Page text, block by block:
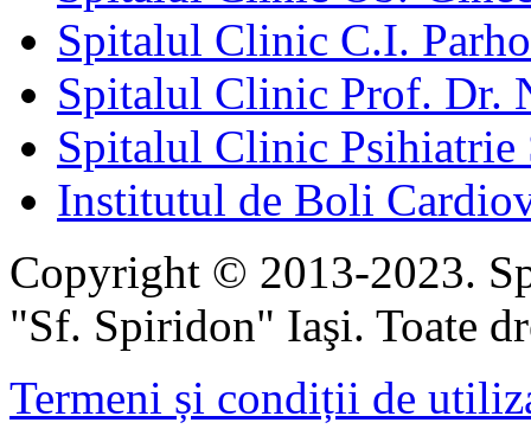
Spitalul Clinic C.I.
Spitalul Clinic Prof. Dr.
Spitalul Clinic Psihiatrie
Institutul de Boli
Copyright © 2013-2023.
"Sf. Spiridon" Iaşi. Toate
Termeni și condiții de